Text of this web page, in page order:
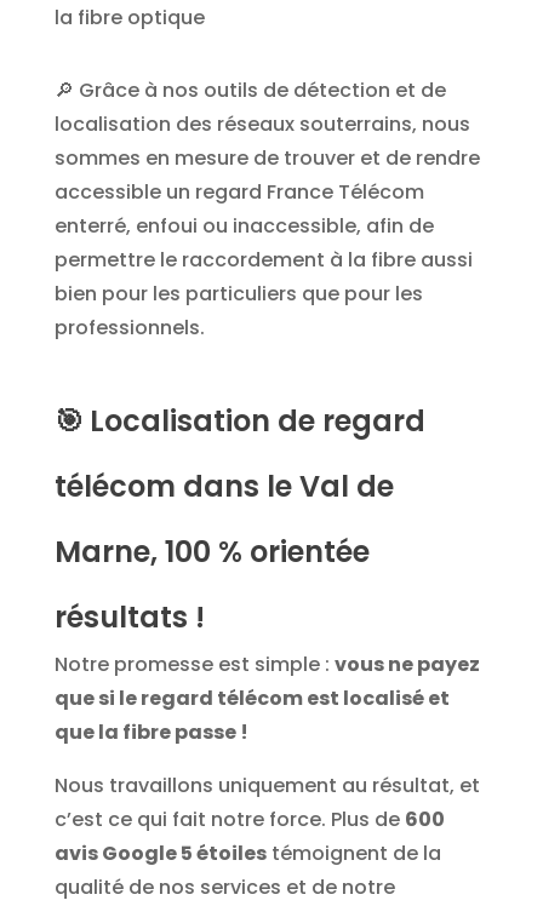
la fibre optique
🔎 Grâce à nos outils de détection et de
localisation des réseaux souterrains, nous
sommes en mesure de trouver et de rendre
accessible un regard France Télécom
enterré, enfoui ou inaccessible, afin de
permettre le raccordement à la fibre aussi
bien pour les particuliers que pour les
professionnels.
🎯 Localisation de regard
télécom dans le Val de
Marne, 100 % orientée
résultats !
Notre promesse est simple : vous ne payez
que si le regard télécom est localisé et
que la fibre passe !
Nous travaillons uniquement au résultat, et
c’est ce qui fait notre force. Plus de 600
avis Google 5 étoilestémoignent de la
qualité de nos services et de notre